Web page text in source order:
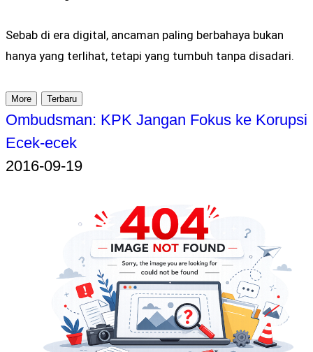
Sebab di era digital, ancaman paling berbahaya bukan
hanya yang terlihat, tetapi yang tumbuh tanpa disadari.
More Terbaru
Ombudsman: KPK Jangan Fokus ke Korupsi
Ecek-ecek
2016-09-19